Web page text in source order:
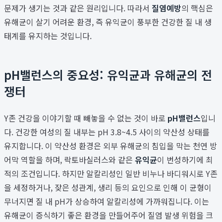
문제가 생기는 것과 같은 원리입니다. 따라서 질염예방의 핵심은
유해균이 살기 어려운 환경, 즉 유익균이 풍부한 건강한 질 내 생
태계를 유지하는 것입니다.
pH밸런스의 중요성: 유익균과 유해균의 전
쟁터
Y존 건강을 이야기할 때 빼놓을 수 없는 것이 바로 pH밸런스입니
다. 건강한 여성의 질 내부는 pH 3.8~4.5 사이의 약산성 상태를
유지합니다. 이 약산성 환경은 외부 유해균의 침입을 막는 천연 방
어막 역할을 하며, 락토바실러스와 같은 유익균이 번성하기에 최
적의 조건입니다. 하지만 알칼리성인 일반 비누나 바디워시로 Y존
을 세정하거나, 잦은 성관계, 생리 등의 요인으로 인해 이 균형이
무너지면 질 내 pH가 상승하여 알칼리성에 가까워집니다. 이는
유해균이 증식하기 좋은 환경을 만들어주어 질염 발생 위험을 크